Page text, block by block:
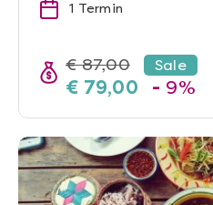
1 Termin
€ 87,00 Sale
€ 79,00 - 9%